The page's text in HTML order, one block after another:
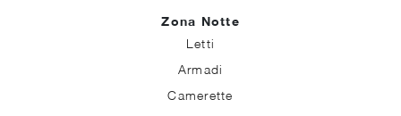
Zona Notte
Letti
Armadi
Camerette